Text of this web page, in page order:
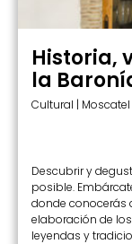
Historia,
la
Cultural | Moscatel
Descubrir y
posible.
donde conocerás
elaboración de
leyendas y